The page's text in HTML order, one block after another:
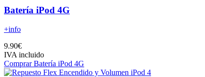
Batería iPod 4G
+info
9.90€
IVA incluido
Comprar Batería iPod 4G